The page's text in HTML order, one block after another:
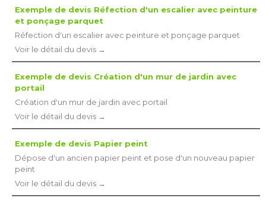
Exemple de devis Réfection d'un escalier avec peinture
et ponçage parquet
Réfection d'un escalier avec peinture et ponçage parquet
Voir le détail du devis →
Exemple de devis Création d'un mur de jardin avec
portail
Création d'un mur de jardin avec portail
Voir le détail du devis →
Exemple de devis Papier peint
Dépose d'un ancien papier peint et pose d'un nouveau papier
peint
Voir le détail du devis →